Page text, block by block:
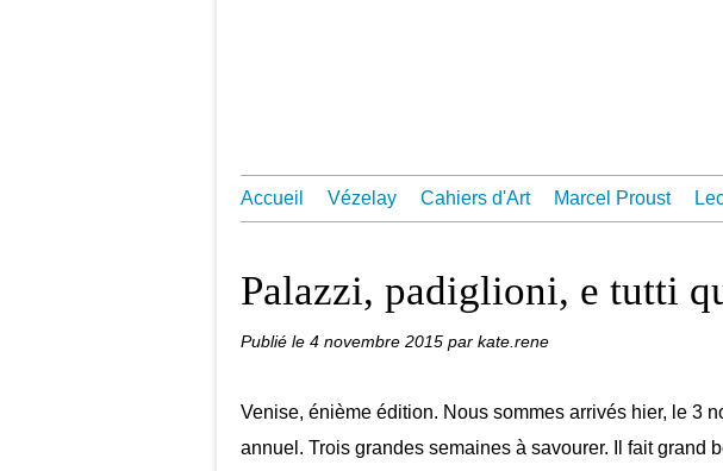
Accueil Vézelay Cahiers d'Art Marcel Proust
Palazzi, padiglioni, e tutti
Publié le 4 novembre 2015 par kate.rene
Venise, énième édition. Nous sommes arrivés hier, le 3
annuel. Trois grandes semaines à savourer. Il fait grand